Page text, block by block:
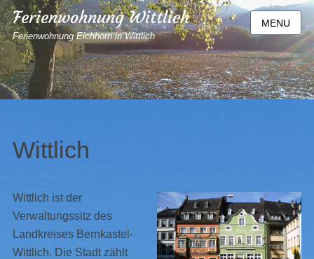
Ferienwohnung Wittlich
Ferienwohnung Eichhorn in Wittlich
MENU
Wittlich
Wittlich ist der
Verwaltungssitz des
Landkreises Bernkastel-
Wittlich. Die Stadt zählt